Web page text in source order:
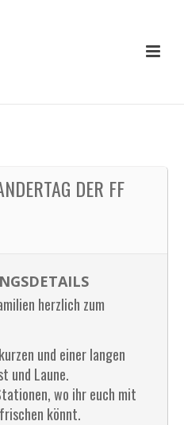
DER FF
herzlich zum
und einer langen
und Laune.
wo ihr euch mit
könnt.